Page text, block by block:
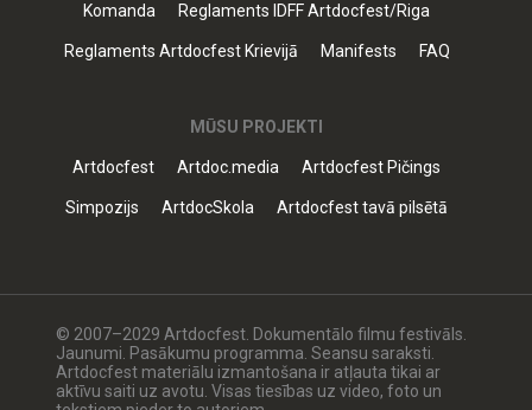
Komanda Reglaments IDFF Artdocfest/Riga
Reglaments Artdocfest Krievijā Manifests FAQ
MŪSU PROJEKTI
Artdocfest Artdoc.media Artdocfest Pičings
Simpozijs ArtdocSkola Artdocfest tavā pilsētā
© 2007–2029 Artdocfest. Dokumentālo filmu festivāls.
Jaunumi. Pasākumu programma. Seansu saraksti.
Artdocfest materiālu izmantošana ir atļauta tikai ar
aktīvu saiti uz avotu. Visas tiesības uz video, foto un